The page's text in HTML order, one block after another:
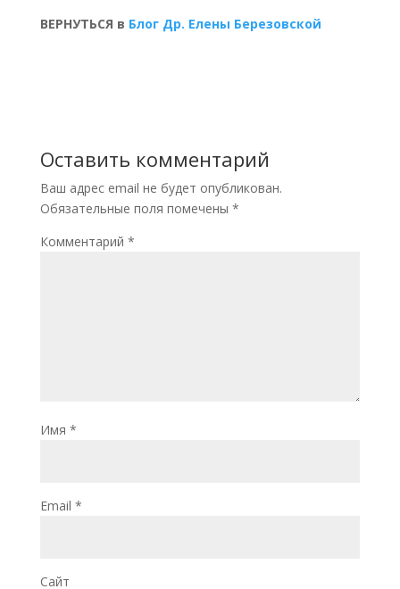
ВЕРНУТЬСЯ в Блог Др. Елены Березовской
Оставить комментарий
Ваш адрес email не будет опубликован.
Обязательные поля помечены *
Комментарий *
Имя *
Email *
Сайт